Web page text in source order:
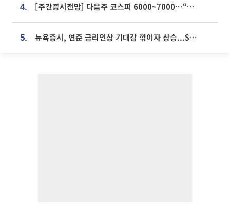
4. [주간증시전망] 다음주 코스피 6000~7000⋯“外人 수급은 정책이 변수”
5. 뉴욕증시, 연준 금리인상 기대감 꺾이자 상승...S&P500 사상 최고치 [종합]